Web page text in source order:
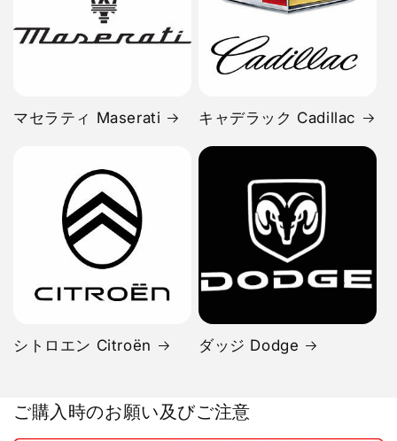
マセラティ Maserati キャデラック Cadillac
シトロエン Citroën ダッジ Dodge
ご購入時のお願い及びご注意